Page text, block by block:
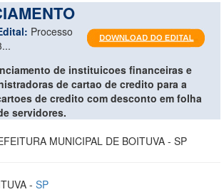
Processo
de instituicoes financeiras e
de cartao de credito para a
de credito com desconto em folha
servidores.
MUNICIPAL DE BOITUVA - SP
- SP